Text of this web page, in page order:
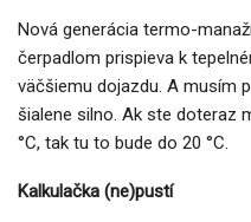
Nová generácia termo-
čerpadlom prispieva k
väčšiemu dojazdu. A musím
šialene silno. Ak ste doteraz
°C, tak tu to bude do 20 °C.
Kalkulačka (ne)pustí